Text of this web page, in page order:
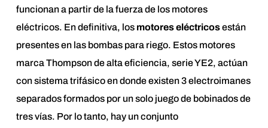
funcionan a partir de la fuerza de los motores
eléctricos. En definitiva, los motores eléctricosestán
presentes en las bombas para riego. Estos motores
marca Thompson de alta eficiencia, serie YE2, actúan
con sistema trifásico en donde existen 3 electroimanes
separados formados por un solo juego de bobinados de
tres vías. Por lo tanto, hay un conjunto